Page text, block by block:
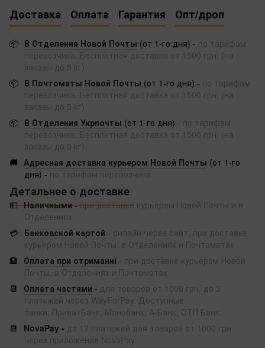
Доставка Оплата Гарантия Опт/дроп
📦 В Отделения Новой Почты (от 1-го дня) - по тарифам
перевозчика. Бесплатная доставка от 1500 грн. (на
заказы до 5 кг)
📦 В Почтоматы Новой Почты (от 1-го дня) - по тарифам
перевозчика. Бесплатная доставка от 1500 грн. (на
заказы до 5 кг)
📦 В Отделения Укрпочты (от 1-го дня) - по тарифам
перевозчика. Бесплатная доставка от 1500 грн. (на
заказы до 5 кг)
🚚 Адресная доставка курьером Новой Почты (от 1-го
дня) - по тарифам перевозчика.
Детальнее о доставке
💵 Наличными-при доставке курьером Новой Почты и в
Отделениях
💳 Банковской картой - онлайн через сайт, при доставке
курьером Новой Почты, в Отделениях и Почтоматах
🏦
Оплата при отриманні - при доставке курьером Новой
Почты, в Отделениях и Почтоматах
📆
Оплата частями - для товаров от 1000 грн, до 3
платежей через WayForPay. Доступные
банки: ПриватБанк, Монобанк, А-Банк, ОТП Банк.
📆
NovaPay - до 12 платежей для товаров от 1000 грн
через приложение NovaPay.